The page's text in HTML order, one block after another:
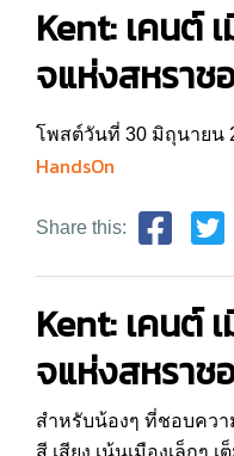
Kent: เคนต์
จแห่งสหราช
โพสต์วันที่ 30 มิถุนายน
HandsOn
Share this:
Kent: เคนต์
จแห่งสหราช
สำหรับน้องๆ ที่ชอบคว
สี เสียง เน้นเมืองเล็กๆ